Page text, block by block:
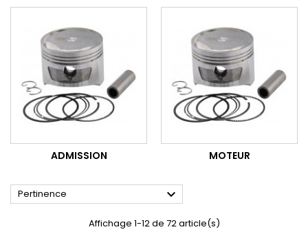
ADMISSION MOTEUR
Pertinence 
Affichage 1-12 de 72 article(s)